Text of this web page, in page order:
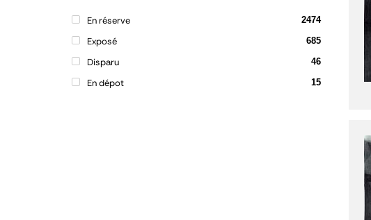
En réserve 2474
Exposé 685
Disparu 46
En dépot 15